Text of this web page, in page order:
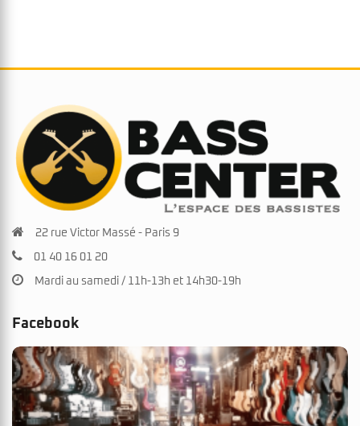
22 rue Victor Massé - Paris 9
01 40 16 01 20
Mardi au samedi / 11h-13h et 14h30-19h
Facebook